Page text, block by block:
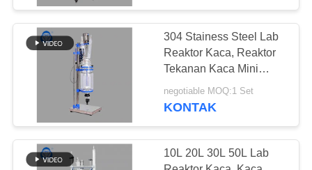
304 Stainess Steel Lab
Reaktor Kaca, Reaktor
Tekanan Kaca Mini
Lapisan Tunggal
negotiable MOQ:1 Set
KONTAK
10L 20L 30L 50L Lab